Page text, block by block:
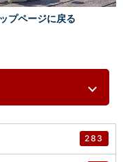
プページに戻る
283